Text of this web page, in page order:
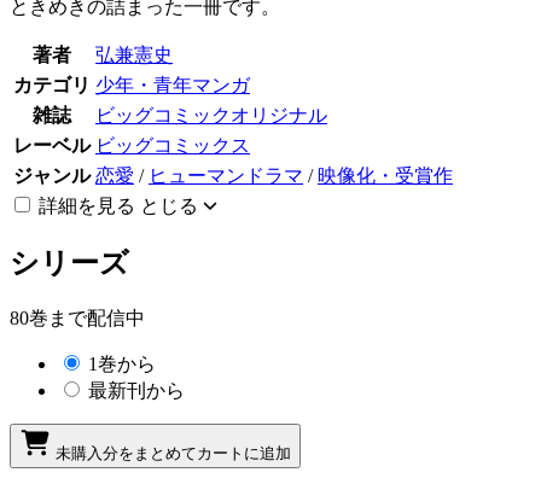
ときめきの詰まった一冊です。
著者
弘兼憲史
カテゴリ 少年・青年マンガ
雑誌
ビッグコミックオリジナル
レーベル ビッグコミックス
ジャンル 恋愛 / ヒューマンドラマ / 映像化・受賞作
詳細を見る とじる
シリーズ
80巻まで配信中
1巻から
最新刊から
未購入分をまとめてカートに追加